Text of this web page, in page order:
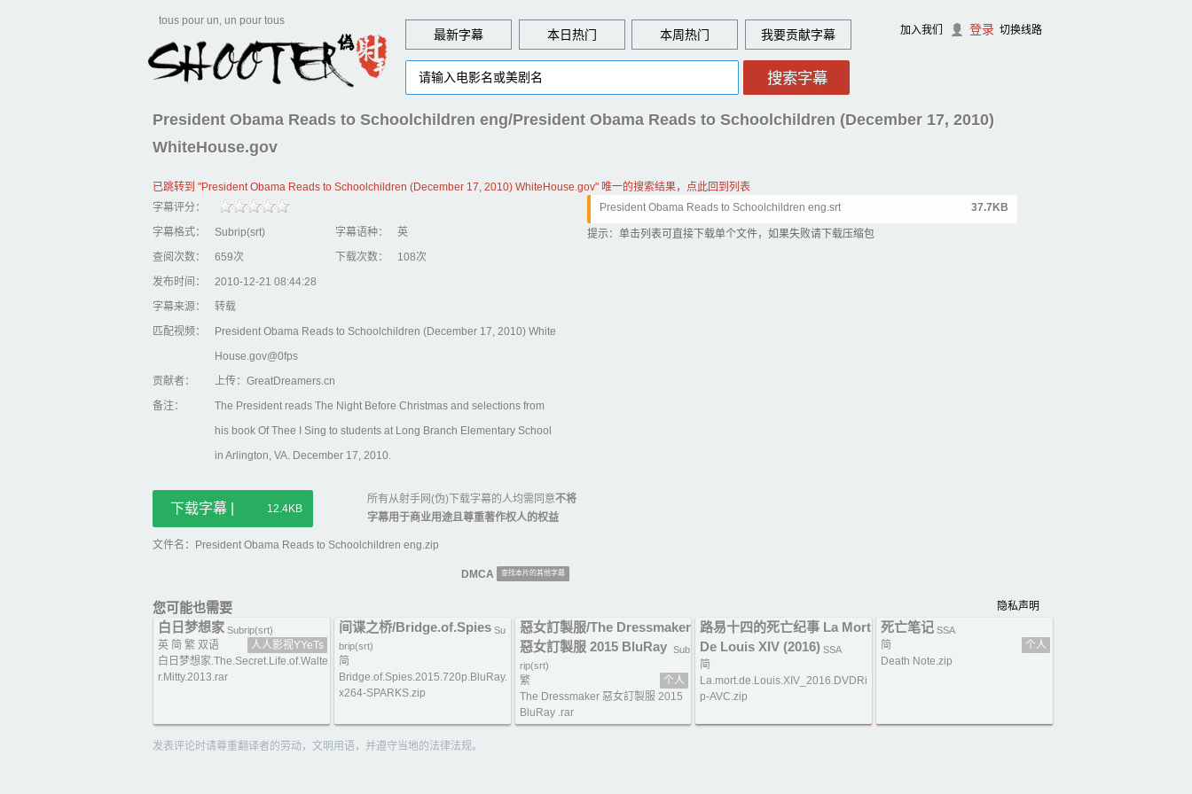
tous pour un, un pour tous
最新字幕 本日热门 本周热门 贡献字幕 加入我们 登录 切换线路
President Obama Reads to Schoolchildren eng/President Obama Reads to Schoolchildren (December 17, 2010)
WhiteHouse.gov
已跳转到 "President Obama Reads to Schoolchildren (December 17, 2010) WhiteHouse.gov" 唯一的搜索结果，点此回到列表
字幕评分：
字幕格式：
Subrip(srt) 字幕语种：
英
查阅次数：
659次 下载次数：
108次
发布时间：
2010-12-21 08:44:28
字幕来源：
转载
匹配视频：
President Obama Reads to Schoolchildren (December 17, 2010) White
House.gov@0fps
贡献者：
上传：GreatDreamers.cn
备注：
The President reads The Night Before Christmas and selections from
his book Of Thee I Sing to students at Long Branch Elementary School
in Arlington, VA. December 17, 2010.
下载字幕 | 12.4KB
所有从射手网(伪)下载字幕的人均需同意不将
字幕用于商业用途且尊重著作权人的权益
文件名：President Obama Reads to Schoolchildren eng.zip
President Obama Reads to Schoolchildren eng.srt 37.7KB
提示：单击列表可直接下载单个文件，如果失败请下载压缩包
DMCA 查找本片的其他字幕
您可能也需要 隐私声明
白日梦想家 Subrip(srt)
英 简 繁 双语
人人影视YYeTs
白日梦想家.The.Secret.Life.of.Walte
r.Mitty.2013.rar
间谍之桥/Bridge.of.Spies Su
brip(srt)
简
Bridge.of.Spies.2015.720p.BluRay.
x264-SPARKS.zip
惡女訂製服/The Dressmaker
惡女訂製服 2015 BluRay Sub
rip(srt)
繁
个人
The Dressmaker 惡女訂製服 2015
BluRay .rar
路易十四的死亡纪事 La Mort
De Louis XIV (2016) SSA
简
La.mort.de.Louis.XIV_2016.DVDRi
p-AVC.zip
死亡笔记 SSA
简
个人
Death Note.zip
发表评论时请尊重翻译者的劳动，文明用语，并遵守当地的法律法规。